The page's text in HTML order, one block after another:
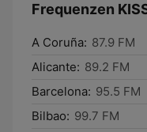
Frequenzen
A Coruña: 87.9 FM
Alicante: 89.2 FM
Barcelona: 95.5 FM
Bilbao: 99.7 FM